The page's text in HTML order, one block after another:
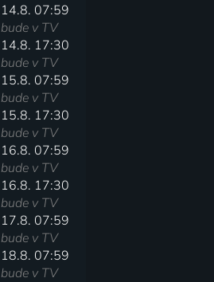
14.8. 07:59
bude v TV
14.8. 17:30
bude v TV
15.8. 07:59
bude v TV
15.8. 17:30
bude v TV
16.8. 07:59
bude v TV
16.8. 17:30
bude v TV
17.8. 07:59
bude v TV
18.8. 07:59
bude v TV